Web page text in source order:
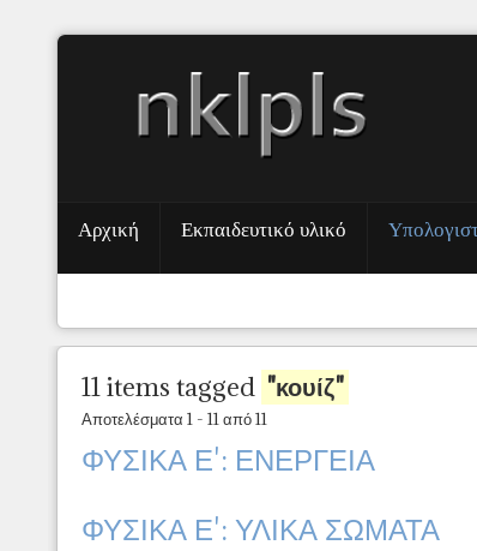
Αρχική Εκπαιδευτικό υλικό
11 items tagged "κουίζ"
Αποτελέσματα 1 - 11 από 11
ΦΥΣΙΚΑ Ε': ΕΝΕΡΓΕΙΑ
ΦΥΣΙΚΑ Ε': ΥΛΙΚΑ ΣΩΜΑΤΑ